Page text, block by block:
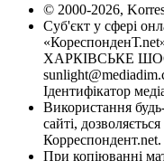
© 2000-2026,
Суб'єкт у сфері
ХАРКІВСЬКЕ
Ідентифікатор
Використання
сайті,
Корреспондент.net.
При копіюванні